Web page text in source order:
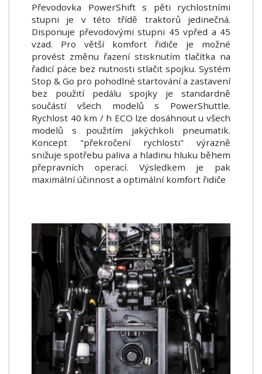
Převodovka PowerShift s pěti rychlostními
stupni je v této třídě traktorů jedinečná.
Disponuje převodovými stupni 45 vpřed a 45
vzad. Pro větší komfort řidiče je možné
provést změnu řazení stisknutím tlačítka na
řadicí páce bez nutnosti stlačit spojku. Systém
Stop & Go pro pohodlné startování a zastavení
bez použití pedálu spojky je standardně
součástí všech modelů s PowerShuttle.
Rychlost 40 km / h ECO lze dosáhnout u všech
modelů s použitím jakýchkoli pneumatik.
Koncept "překročení rychlosti" výrazně
snižuje spotřebu paliva a hladinu hluku během
přepravních operací. Výsledkem je pak
maximální účinnost a optimální komfort řidiče